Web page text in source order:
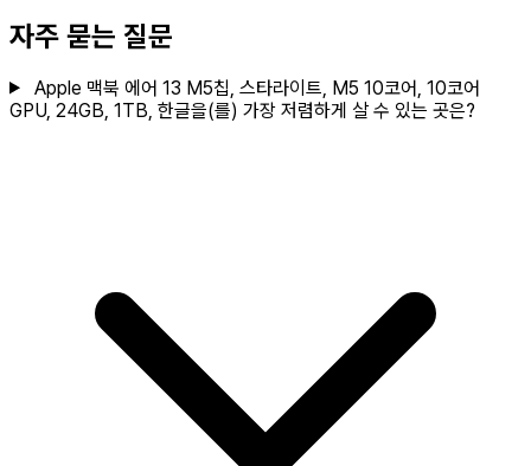
자주 묻는 질문
Apple 맥북 에어 13 M5칩, 스타라이트, M5 10코어, 10코어
GPU, 24GB, 1TB, 한글을(를) 가장 저렴하게 살 수 있는 곳은?